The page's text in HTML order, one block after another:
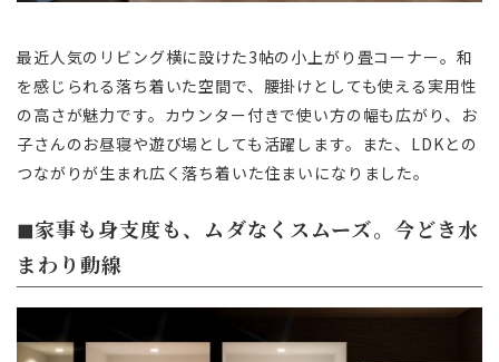
最近人気のリビング横に設けた3帖の小上がり畳コーナー。和
を感じられる落ち着いた空間で、腰掛けとしても使える実用性
の高さが魅力です。カウンター付きで使い方の幅も広がり、お
子さんのお昼寝や遊び場としても活躍します。また、LDKとの
つながりが生まれ広く落ち着いた住まいになりました。
◼︎家事も身支度も、ムダなくスムーズ。今どき水
まわり動線